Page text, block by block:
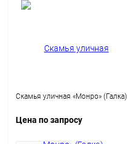
Скамья уличная «Монро» (Галка)
Цена по запросу